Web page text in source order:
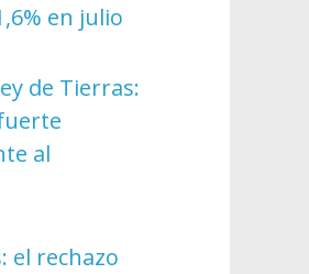
en julio
de Tierras:
al
el rechazo